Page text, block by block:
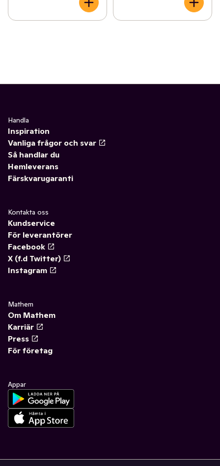
Handla
Inspiration
Vanliga frågor och svar
Så handlar du
Hemleverans
Färskvarugaranti
Kontakta oss
Kundservice
För leverantörer
Facebook
X (f.d Twitter)
Instagram
Mathem
Om Mathem
Karriär
Press
För företag
Appar